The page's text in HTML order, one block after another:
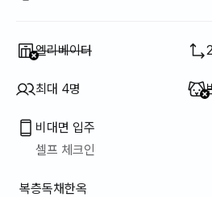
이용 불가:
엘리베이터
최대 4명
비대면 입주
셀프 체크인
복층독채한옥